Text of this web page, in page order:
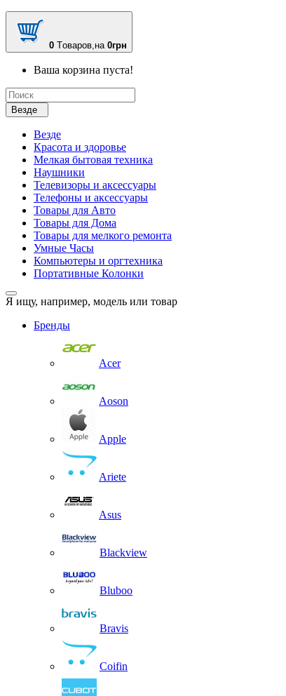
0 Tоваров, на 0грн
Ваша корзина пуста!
Везде
Везде
Красота и здоровье
Мелкая бытовая техника
Наушники
Телевизоры и аксессуары
Телефоны и аксессуары
Товары для Авто
Товары для Дома
Товары для мелкого ремонта
Умные Часы
Компьютеры и оргтехника
Портативные Колонки
Я ищу, например, модель или товар
Бренды
Acer
Aoson
Apple
Ariete
Asus
Blackview
Bluboo
Bravis
Coifin